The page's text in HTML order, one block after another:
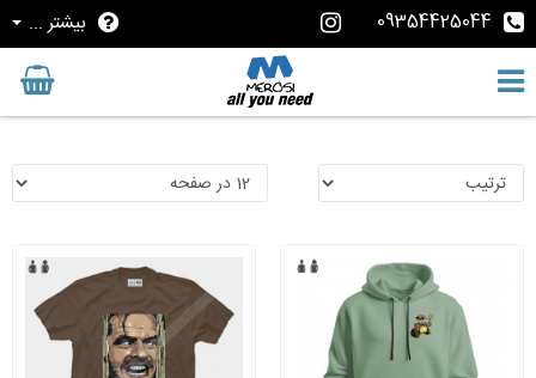
09354425044 بیشتر ...